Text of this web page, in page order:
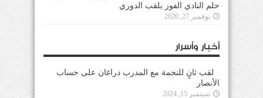
حلم النادي الفوز بلقب الدوري
نوفمبر 27, 2020
أخبار وأسرار
لقب ثانٍ للنجمة مع المدرب دراغان على حساب
الأنصار
سبتمبر 15, 2024